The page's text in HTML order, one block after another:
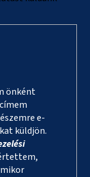
önként
e-
küldjön.